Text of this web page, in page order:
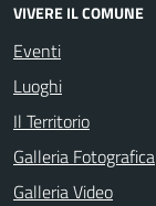
VIVERE IL COMUNE
Eventi
Luoghi
Il Territorio
Galleria Fotografica
Galleria Video